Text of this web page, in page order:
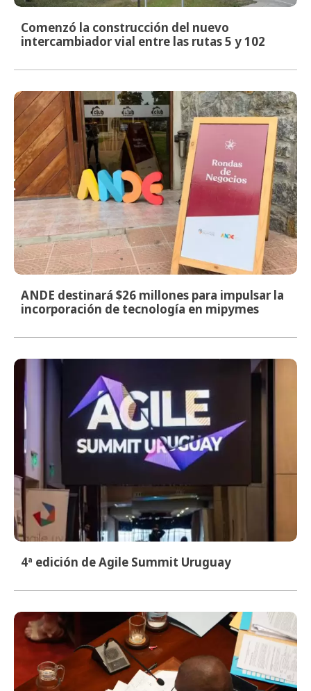
Comenzó la construcción del nuevo
intercambiador vial entre las rutas 5 y 102
ANDE destinará $26 millones para impulsar la
incorporación de tecnología en mipymes
4ª edición de Agile Summit Uruguay